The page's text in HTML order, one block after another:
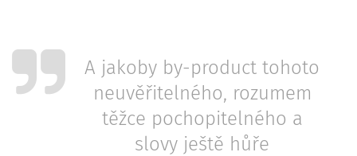
A jakoby by-product tohoto
neuvěřitelného, rozumem
těžce pochopitelného a
slovy ještě hůře